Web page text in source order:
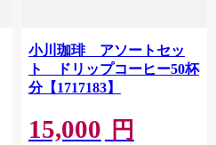
小川珈琲 アソートセッ
ト ドリップコーヒー50杯
分【1717183】
15,000 円